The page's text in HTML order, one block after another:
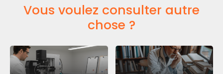
Vous voulez consulter autre
chose ?